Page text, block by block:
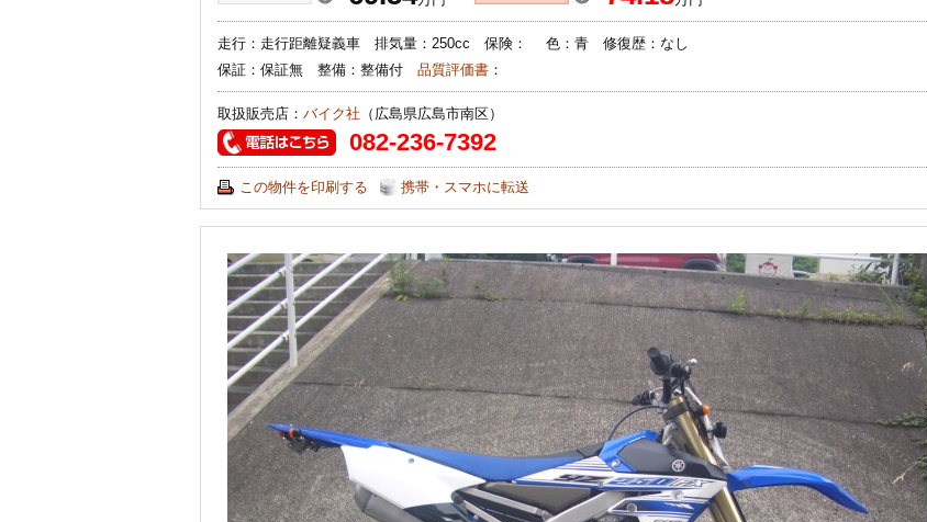
走行：走行距離疑義車 排気量：250cc 保険： 色：青 修復歴：なし
保証：保証無 整備：整備付 品質評価書：
取扱販売店： バイク社 （広島県広島市南区）
082-236-7392
この物件を印刷する 携帯・スマホに転送